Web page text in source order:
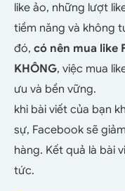
like ảo, những lượt
tiềm năng và không
đó, có nên mua like
KHÔNG, việc mua
ưu và bền vững.
khi bài viết của bạn
sự, Facebook sẽ
hàng. Kết quả là bài
tức.